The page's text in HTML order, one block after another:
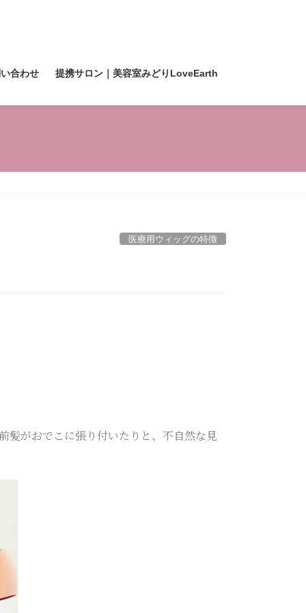
合わせ 提携サロン｜美容室みどりLoveEarth
医療用ウィッグの特徴
髪がおでこに張り付いたりと、不自然な見